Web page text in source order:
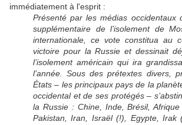
immédiatement à l'esprit :
Présenté par les médias occidentaux
supplémentaire de l’isolement de
internationale, ce vote constitua au
victoire pour la Russie et dessinait
l’isolement américain qui ira
l’année. Sous des prétextes divers,
États – les principaux pays de la
occidental et de ses protégés –
la Russie : Chine, Inde, Brésil, Afrique
Pakistan, Iran, Israël (!), Egypte, Irak